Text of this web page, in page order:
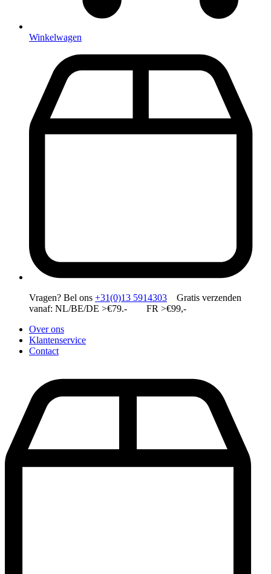
Winkelwagen
Vragen? Bel ons +31(0)13 5914303 Gratis verzenden
vanaf: NL/BE/DE >€79.- FR >€99,-
Over ons
Klantenservice
Contact